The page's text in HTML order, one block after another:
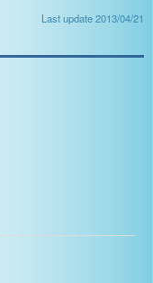
Last update 2013/04/21